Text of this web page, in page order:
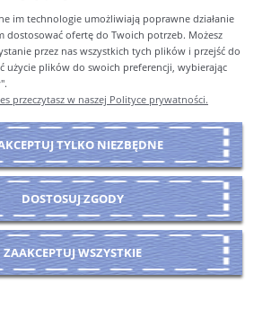
I DOSTAWA
INFORMACJE
O NAS
PEŁNĄ WERSJĘ STRONY
internetowy Shoper Premium
im technologie umożliwiają poprawne działanie
dostosować ofertę do Twoich potrzeb. Możesz
przez nas wszystkich tych plików i przejść do
użycie plików do swoich preferencji, wybierając
przeczytasz w naszej Polityce prywatności.
TYLKO NIEZBĘDNE
DOSTOSUJ ZGODY
ZAAKCEPTUJ WSZYSTKIE